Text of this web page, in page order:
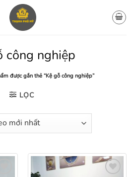
công nghiệp
được gắn thẻ “Kệ gỗ công nghiệp”
LỌC